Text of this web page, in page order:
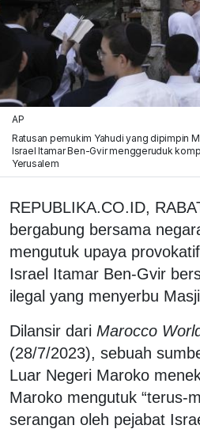
AP
Ratusan pemukim Yahudi yang dipimpin
Israel Itamar Ben-Gvir menggeruduk
Yerusalem
REPUBLIKA.CO.ID,
bergabung bersama
mengutuk upaya
Israel Itamar Ben-Gvir
ilegal yang menyerbu
Dilansir dari Marocco
(28/7/2023), sebuah
Luar Negeri Maroko
Maroko mengutuk “terus-
serangan oleh pejabat